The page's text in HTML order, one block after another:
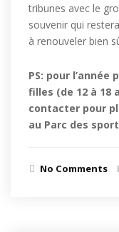
tribunes avec le
souvenir qui
à renouveler bien
PS: pour
filles (de 12 à 18
contacter pour
au Parc des
No Comments